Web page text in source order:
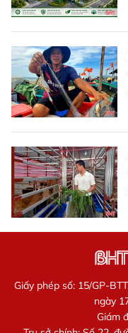
Giấy phép số: 15/GP-
ngày
Giám